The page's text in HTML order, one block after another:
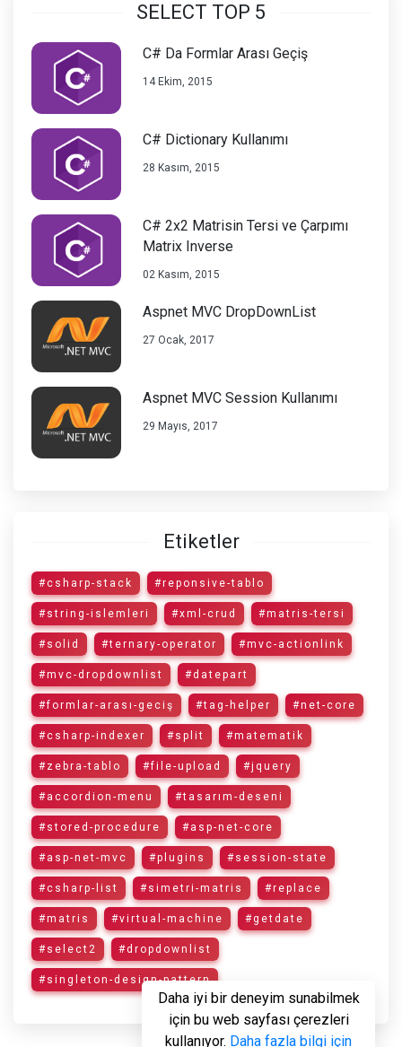
SELECT TOP 5
C# Da Formlar Arası Geçiş
14 Ekim, 2015
C# Dictionary Kullanımı
28 Kasım, 2015
C# 2x2 Matrisin Tersi ve Çarpımı
Matrix Inverse
02 Kasım, 2015
Aspnet MVC DropDownList
27 Ocak, 2017
Aspnet MVC Session Kullanımı
29 Mayıs, 2017
Etiketler
#csharp-stack #reponsive-tablo
#string-islemleri #xml-crud #matris-tersi
#solid #ternary-operator #mvc-actionlink
#mvc-dropdownlist #datepart
#formlar-arası-geciş #tag-helper #net-core
#csharp-indexer #split #matematik
#zebra-tablo #file-upload #jquery
#accordion-menu #tasarım-deseni
#stored-procedure #asp-net-core
#asp-net-mvc #plugins #session-state
#csharp-list #simetri-matris #replace
#matris #virtual-machine #getdate
#select2 #dropdownlist
#singleton-design-pattern
Daha iyi bir deneyim sunabilmek
için bu web sayfası çerezleri
kullanıyor. Daha fazla bilgi için